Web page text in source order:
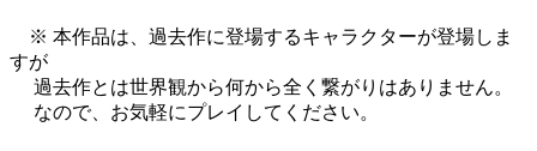
※ 本作品は、過去作に登場するキャラクターが登場しま
すが
過去作とは世界観から何から全く繋がりはありません。
なので、お気軽にプレイしてください。